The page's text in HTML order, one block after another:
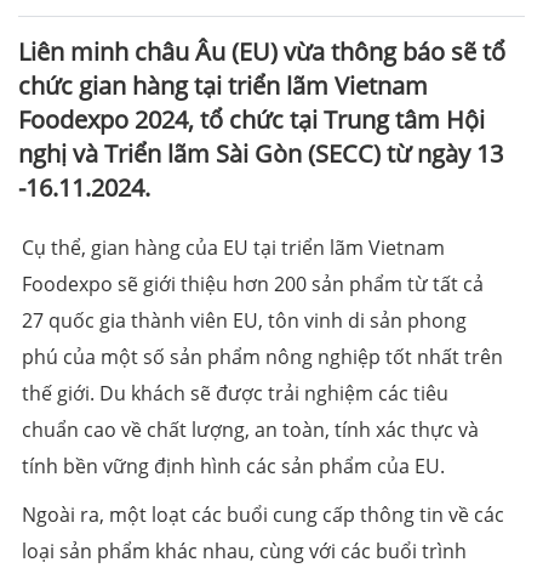
Liên minh châu Âu (EU) vừa thông báo sẽ tổ
chức gian hàng tại triển lãm Vietnam
Foodexpo 2024, tổ chức tại Trung tâm Hội
nghị và Triển lãm Sài Gòn (SECC) từ ngày 13
-16.11.2024.
Cụ thể, gian hàng của EU tại triển lãm Vietnam
Foodexpo sẽ giới thiệu hơn 200 sản phẩm từ tất cả
27 quốc gia thành viên EU, tôn vinh di sản phong
phú của một số sản phẩm nông nghiệp tốt nhất trên
thế giới. Du khách sẽ được trải nghiệm các tiêu
chuẩn cao về chất lượng, an toàn, tính xác thực và
tính bền vững định hình các sản phẩm của EU.
Ngoài ra, một loạt các buổi cung cấp thông tin về các
loại sản phẩm khác nhau, cùng với các buổi trình